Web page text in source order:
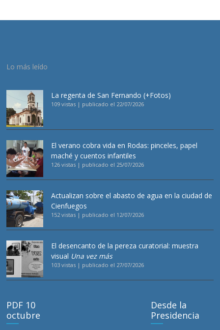
Lo más leído
La regenta de San Fernando (+Fotos)
109 vistas | publicado el 22/07/2026
El verano cobra vida en Rodas: pinceles, papel
maché y cuentos infantiles
126 vistas | publicado el 25/07/2026
Actualizan sobre el abasto de agua en la ciudad de
Cienfuegos
152 vistas | publicado el 12/07/2026
El desencanto de la pereza curatorial: muestra
visual Una vez más
103 vistas | publicado el 27/07/2026
PDF 10
octubre
Desde la
Presidencia